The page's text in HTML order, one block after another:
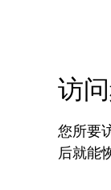
访
您所要
后就能